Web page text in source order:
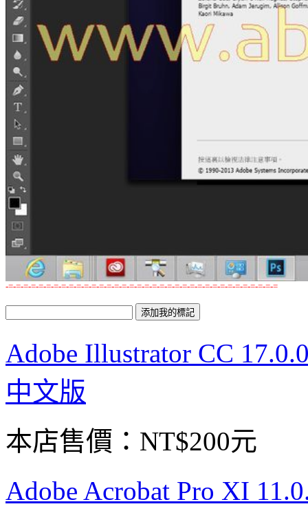
-=-=-=-=-=-=-=-=-=-=-=-=-=-=-=-=-=-=-=-=-=-=-=-=-=-=-=-=-=-=-=-=-=-=-=-=
Adobe Illustrator CC
中文版
本店售價： NT$200元
Adobe Acrobat Pro XI